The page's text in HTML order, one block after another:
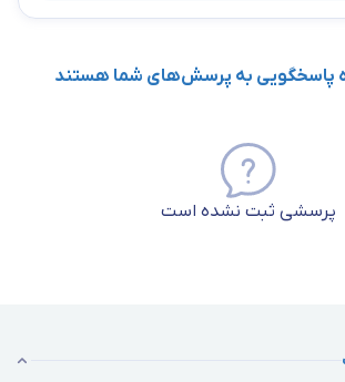
پاسخگویی به پرسش‌های شما هستند
پرسشی ثبت نشده است